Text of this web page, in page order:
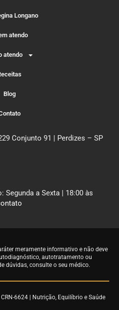
Longano
atendo
atendo
Blog
Conjunto 91 | Perdizes – SP
Segunda a Sexta | 18:00 às
meramente informativo e não deve
autotratamento ou
dúvidas, consulte o seu médico.
6624 | Nutrição, Equilíbrio e Saúde